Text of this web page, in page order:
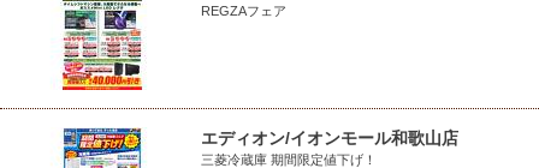
REGZAフェア
エディオン/イオンモール和歌山店
三菱冷蔵庫 期間限定値下げ！